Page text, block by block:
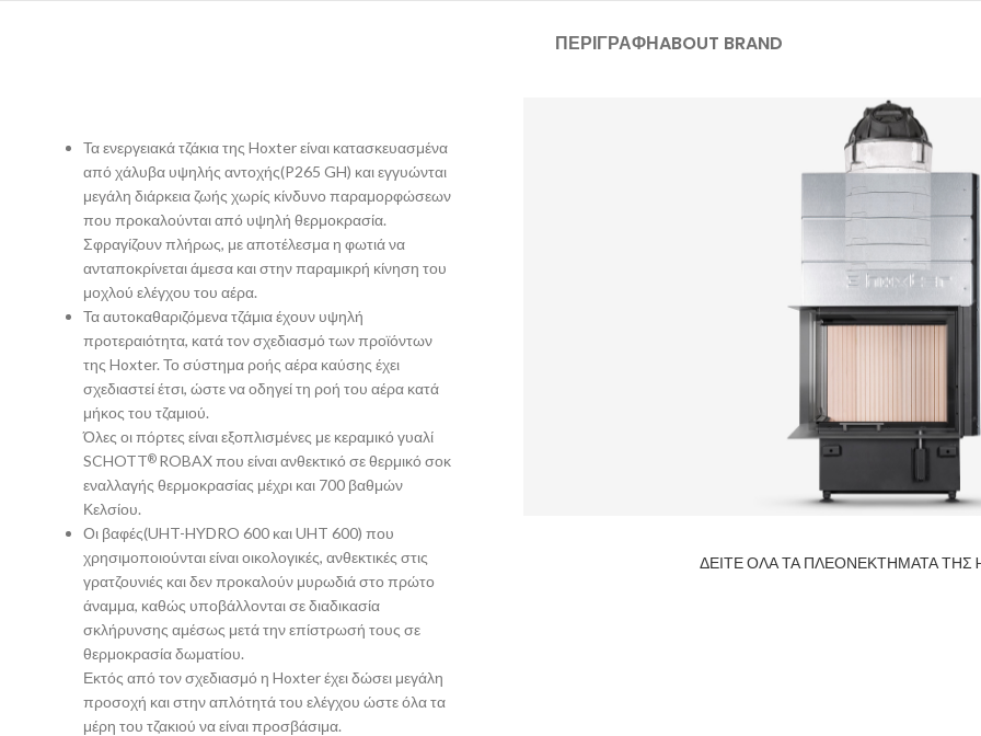
ΠΕΡΙΓΡΑΦΉABOUT BRAND
Τα ενεργειακά τζάκια της Hoxter είναι κατασκευασμένα
από χάλυβα υψηλής αντοχής(P265 GH) και εγγυώνται
μεγάλη διάρκεια ζωής χωρίς κίνδυνο παραμορφώσεων
που προκαλούνται από υψηλή θερμοκρασία.
Σφραγίζουν πλήρως, με αποτέλεσμα η φωτιά να
ανταποκρίνεται άμεσα και στην παραμικρή κίνηση του
μοχλού ελέγχου του αέρα.
Τα αυτοκαθαριζόμενα τζάμια έχουν υψηλή
προτεραιότητα, κατά τον σχεδιασμό των προϊόντων
της Hoxter. Το σύστημα ροής αέρα καύσης έχει
σχεδιαστεί έτσι, ώστε να οδηγεί τη ροή του αέρα κατά
μήκος του τζαμιού.
Όλες οι πόρτες είναι εξοπλισμένες με κεραμικό γυαλί
SCHOTT® ROBAX που είναι ανθεκτικό σε θερμικό σοκ
εναλλαγής θερμοκρασίας μέχρι και 700 βαθμών
Κελσίου.
Οι βαφές(UHT-HYDRO 600 και UHT 600) που
χρησιμοποιούνται είναι οικολογικές, ανθεκτικές στις
γρατζουνιές και δεν προκαλούν μυρωδιά στο πρώτο
άναμμα, καθώς υποβάλλονται σε διαδικασία
σκλήρυνσης αμέσως μετά την επίστρωσή τους σε
θερμοκρασία δωματίου.
Εκτός από τον σχεδιασμό η Hoxter έχει δώσει μεγάλη
προσοχή και στην απλότητά του ελέγχου ώστε όλα τα
μέρη του τζακιού να είναι προσβάσιμα.
ΔΕΙΤΕ ΟΛΑ ΤΑ ΠΛΕΟΝΕΚΤΗΜΑΤΑ ΤΗΣ